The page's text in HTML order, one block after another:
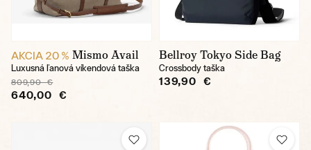
AKCIA 20 % Mismo Avail
Luxusná ľanová víkendová taška
809,90 €
640,00 €
Bellroy Tokyo Side Bag
Crossbody taška
139,90 €